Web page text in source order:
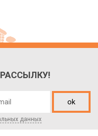
ok
данных